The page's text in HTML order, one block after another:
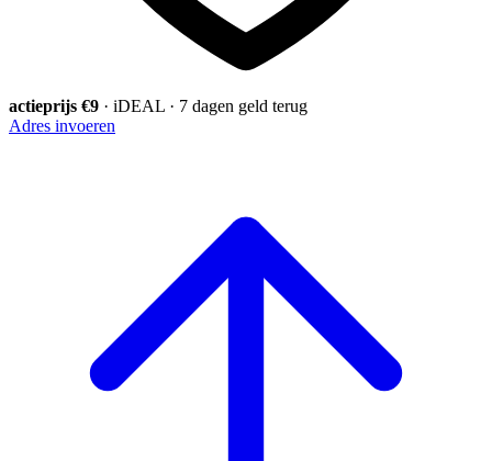
actieprijs €9 · iDEAL · 7 dagen geld terug
Adres invoeren